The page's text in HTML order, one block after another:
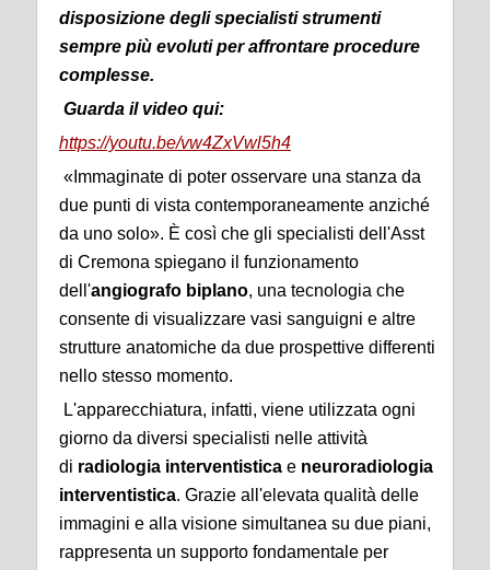
disposizione degli specialisti strumenti
sempre più evoluti per affrontare procedure
complesse.
Guarda il video qui:
https://youtu.be/vw4ZxVwl5h4
«Immaginate di poter osservare una stanza da
due punti di vista contemporaneamente anziché
da uno solo». È così che gli specialisti dell'Asst
di Cremona spiegano il funzionamento
dell'angiografo biplano, una tecnologia che
consente di visualizzare vasi sanguigni e altre
strutture anatomiche da due prospettive differenti
nello stesso momento.
L'apparecchiatura, infatti, viene utilizzata ogni
giorno da diversi specialisti nelle attività
di radiologia interventistica e neuroradiologia
interventistica. Grazie all'elevata qualità delle
immagini e alla visione simultanea su due piani,
rappresenta un supporto fondamentale per